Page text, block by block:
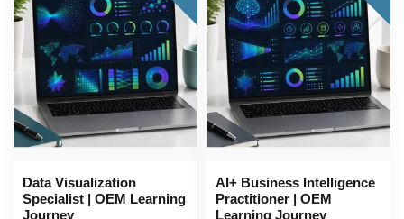
Data Visualization
Specialist | OEM Learning
Journey
AI+ Business Intelligence
Practitioner | OEM
Learning Journey